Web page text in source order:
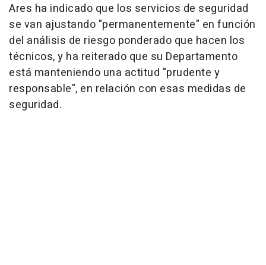
Ares ha indicado que los servicios de seguridad
se van ajustando "permanentemente" en función
del análisis de riesgo ponderado que hacen los
técnicos, y ha reiterado que su Departamento
está manteniendo una actitud "prudente y
responsable", en relación con esas medidas de
seguridad.